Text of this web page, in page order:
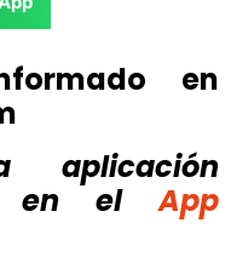
en
aplicación
en el
App